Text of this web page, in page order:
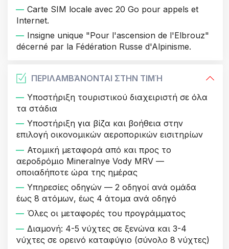
Carte SIM locale avec 20 Go pour appels et
Internet.
Insigne unique "Pour l'ascension de l'Elbrouz"
décerné par la Fédération Russe d'Alpinisme.
ΠΕΡΙΛΑΜΒΆΝΟΝΤΑΙ ΣΤΗΝ ΤΙΜΉ
Υποστήριξη τουριστικού διαχειριστή σε όλα
τα στάδια
Υποστήριξη για βίζα και βοήθεια στην
επιλογή οικονομικών αεροπορικών εισιτηρίων
Ατομική μεταφορά από και προς το
αεροδρόμιο Mineralnye Vody MRV —
οποιαδήποτε ώρα της ημέρας
Υπηρεσίες οδηγών — 2 οδηγοί ανά ομάδα
έως 8 ατόμων, έως 4 άτομα ανά οδηγό
Όλες οι μεταφορές του προγράμματος
Διαμονή: 4-5 νύχτες σε ξενώνα και 3-4
νύχτες σε ορεινό καταφύγιο (σύνολο 8 νύχτες)